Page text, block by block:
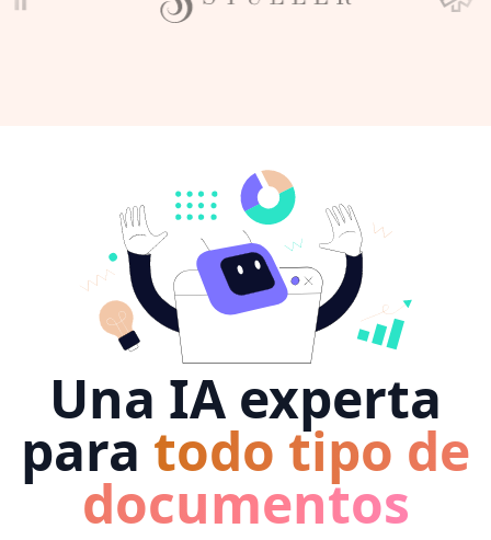
Una IA experta
para todo tipo de
documentos